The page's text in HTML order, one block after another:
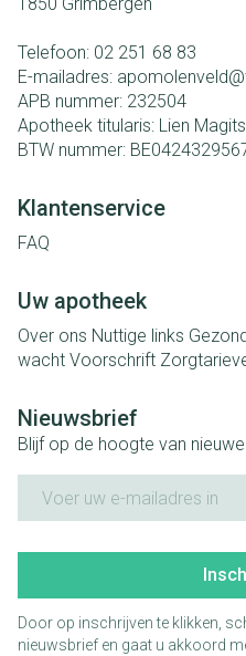
Telefoon: 02 251 68 83
E-mailadres: apomolenveld@
APB nummer: 232504
Apotheek titularis: Lien Magits
BTW nummer:
Klantenservice
FAQ
Uw apotheek
Over ons Nuttige links
wacht Voorschrift
Nieuwsbrief
Blijf op de hoogte van
Door op inschrijven te klikken,
nieuwsbrief en gaat u akkoord